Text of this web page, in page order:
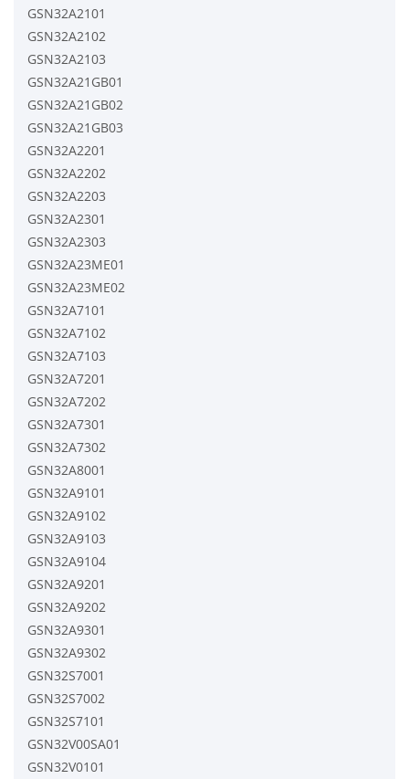
GSN32A2101
GSN32A2102
GSN32A2103
GSN32A21GB01
GSN32A21GB02
GSN32A21GB03
GSN32A2201
GSN32A2202
GSN32A2203
GSN32A2301
GSN32A2303
GSN32A23ME01
GSN32A23ME02
GSN32A7101
GSN32A7102
GSN32A7103
GSN32A7201
GSN32A7202
GSN32A7301
GSN32A7302
GSN32A8001
GSN32A9101
GSN32A9102
GSN32A9103
GSN32A9104
GSN32A9201
GSN32A9202
GSN32A9301
GSN32A9302
GSN32S7001
GSN32S7002
GSN32S7101
GSN32V00SA01
GSN32V0101